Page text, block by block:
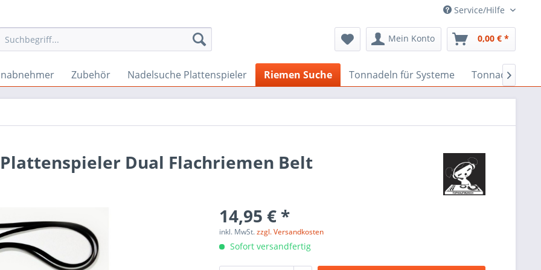
Service/Hilfe
Mein Konto 0,00 € *
Zubehör Nadelsuche Plattenspieler Riemen Suche Tonnadeln für Systeme Tonnadeln

Dual Flachriemen Belt
14,95 € *
inkl. MwSt.zzgl. Versandkosten
Sofort versandfertig